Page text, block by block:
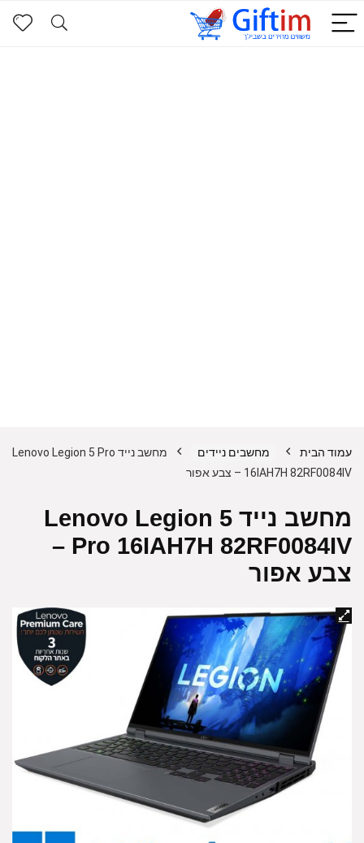
עמוד הבית מחשבים ניידים
מחשב נייד Lenovo Legion 5 Pro
16IAH7H 82RF0084IV – צבע אפור
מחשב נייד Lenovo Legion 5
Pro 16IAH7H 82RF0084IV –
צבע אפור